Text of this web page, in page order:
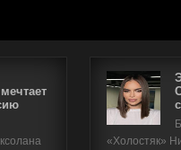
«Холостяк»
Имя